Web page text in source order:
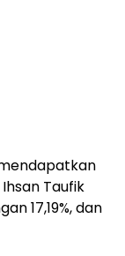
Taufik
17,19%, dan